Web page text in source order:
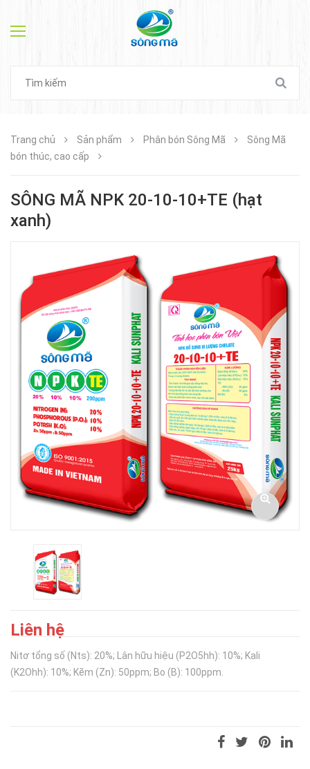
Trang chủ Sản phẩm Phân bón Sông Mã
Sông Mã
bón thúc, cao cấp
SÔNG MÃ NPK 20-10-10+TE (hạt
xanh)
Liên hệ
Nitơ tổng số (Nts): 20%; Lân hữu hiệu (P2O5hh): 10%; Kali
(K2Ohh): 10%; Kẽm (Zn): 50ppm; Bo (B): 100ppm.